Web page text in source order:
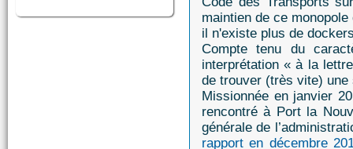
maintien de ce
il n'existe plus de
Compte tenu du
interprétation « à la
de trouver (très vite) une
Missionnée en janvier
rencontré à Port la
générale de
rapport en décembre